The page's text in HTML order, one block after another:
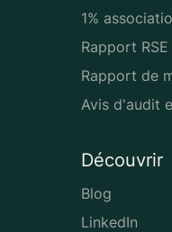
1%
Rapport
Rapport de
Avis d'audit
Découvrir
Blog
LinkedIn